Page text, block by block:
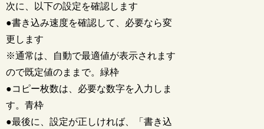
次に、以下の設定を確認します
●書き込み速度を確認して、必要なら変
更します
※通常は、自動で最適値が表示されます
ので既定値のままで。緑枠
●コピー枚数は、必要な数字を入力しま
す。青枠
●最後に、設定が正しければ、「書き込